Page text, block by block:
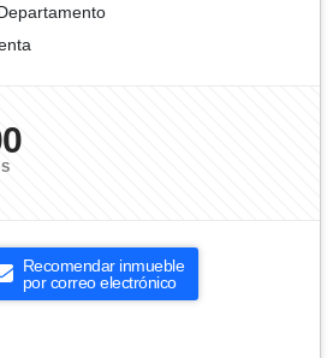
Recomendar inmueble
por correo electrónico